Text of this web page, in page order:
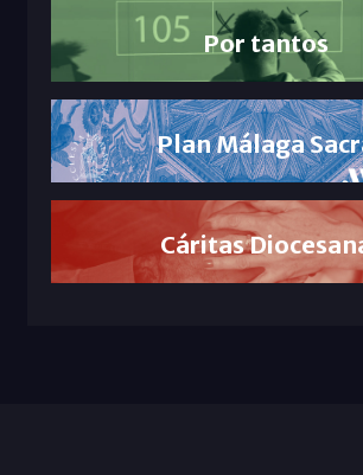
Por tantos
Plan Málaga
Cáritas